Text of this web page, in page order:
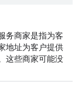
务商家是指为客
地址为客户提供
这些商家可能没